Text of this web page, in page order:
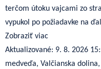
terčom útoku vajcami zo
vypukol po požiadavke na
Zobraziť viac
Aktualizované: 9. 8. 2026
medveďa, Valčianska